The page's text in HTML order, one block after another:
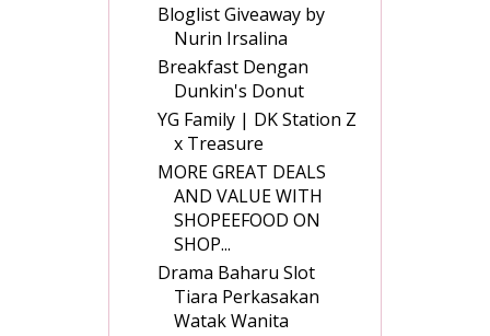
Bloglist Giveaway by
Nurin Irsalina
Breakfast Dengan
Dunkin's Donut
YG Family | DK Station Z
x Treasure
MORE GREAT DEALS
AND VALUE WITH
SHOPEEFOOD ON
SHOP...
Drama Baharu Slot
Tiara Perkasakan
Watak Wanita